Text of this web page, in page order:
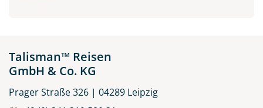
Talisman™ Reisen
GmbH & Co. KG
Prager Straße 326 | 04289 Leipzig